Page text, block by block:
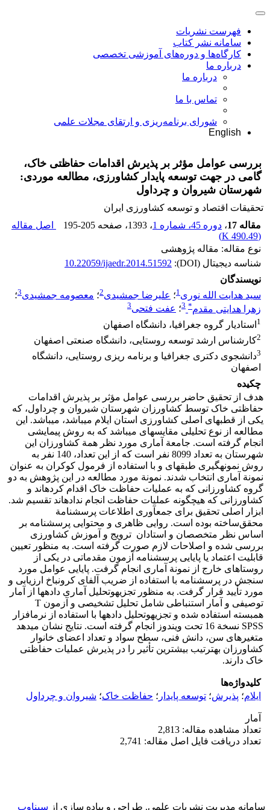
فهرست نشریات
سامانه نشر کتاب
کارگاه‌ها و دوره‌های آموزشی تخصصی
درباره ما
درباره ما
تماس با ما
شورای برنامه‌ریزی و ارتقای مجلات علمی
English
بررسی عوامل مؤثر بر پذیرش اقدامات حفاظتی خاک،
گامی در جهت توسعه پایدار کشاورزی، مطالعه موردی:
شهرستان شیروان و چرداول
تحقیقات اقتصاد و توسعه کشاورزی ایران
مقاله 17
، دوره 45، شماره 1 ، 1393 ، صفحه 195-205
اصل مقاله
(
490.49 K
)
نوع مقاله: مقاله پژوهشی
شناسه دیجیتال (DOI):
10.22059/ijaedr.2014.51592
نویسندگان
سید هدایت الله نوری1؛ علیرضا جمشیدی2؛ معصومه جمشیدی3؛
زهرا هدایتی مقدم*
3؛ عفت فتحی3
1 استادیار گروه جغرافیا، دانشگاه اصفهان
2کارشناس ارشد توسعه روستایی، دانشگاه صنعتی اصفهان
3دانشجوی دکتری جغرافیا و برنامه ریزی روستایی، دانشگاه
اصفهان
چکیده
هدف از تحقیق حاضر بررسی عوامل مؤثر بر پذیرش اقدامات
حفاظتی خاک توسط کشاورزان شهرستان شیروان و چرداول، که
یکی از قطب­های اصلی کشاورزی استان ایلام می­باشد، می­باشد. این
مطالعه از نوع تحلیلی مقایسه­ای می­باشد که به روش پیمایشی
انجام گرفته است. جامعة آماری مورد نظر همة کشاورزان این
شهرستان به تعداد 8099 نفر است که از این تعداد، 140 نفر به
روش نمونه­گیری طبقه­ای و با استفاده از فرمول کوکران به عنوان
نمونة آماری انتخاب شدند. نمونة مورد مطالعه در این پژوهش به دو
گروه کشاورزانی که به عملیات حفاظت خاک اقدام کرده­اند و
کشاورزانی که هیچ­گونه عملیات حفاظت انجام نداده­اند تقسیم شد.
ابزار اصلی تحقیق برای جمع­آوری اطلاعات پرسشنامة
محقق‌ساخته بوده است. روایی ظاهری و محتوایی پرسشنامه بر
اساس نظر متخصصان و استادان ترویج و آموزش کشاورزی
بررسی شده و اصلاحات لازم صورت گرفته است. به منظور تعیین
قابلیت اعتماد یا پایایی پرسشنامه آزمون مقدماتی در یکی از
روستاهای خارج از نمونة آماری انجام گرفت. پایایی عوامل مورد
سنجش در پرسشنامه با استفاده از ضریب آلفای کرونباخ ارزیابی و
مورد تأیید قرار گرفت. به منظور تجزیه­وتحلیل آماری داده­ها از آمار
توصیفی و آمار استنباطی شامل تحلیل تشخیصی و آزمون T
همبسته استفاده شده و تجزیه­وتحلیل داده­ها با استفاده از نرم­افزار
SPSS نسخة 16 تحت ویندوز انجام گرفته است. نتایج نشان می­دهد
متغیرهای سن، دانش فنی، سطح سواد و تعداد اعضای خانوار
کشاورزان به­ترتیب بیشترین تأثیر را در پذیرش عملیات حفاظتی
خاک دارند.
کلیدواژه‌ها
ایلام؛ پذیرش؛ توسعه پایدار ؛ حفاظت خاک؛ شیروان و چرداول
آمار
تعداد مشاهده مقاله: 2,813
تعداد دریافت فایل اصل مقاله: 2,741
سامانه مدیریت نشریات علمی. طراحی و پیاده سازی از سیناوب